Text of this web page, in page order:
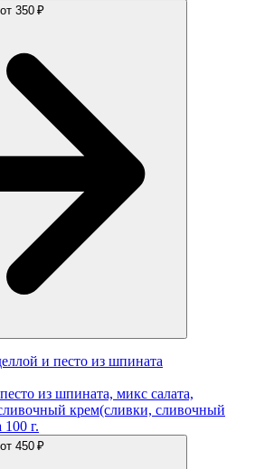
от 350 ₽
и песто из шпината
из шпината, микс салата,
крем(сливки, сливочный
г.
от 450 ₽